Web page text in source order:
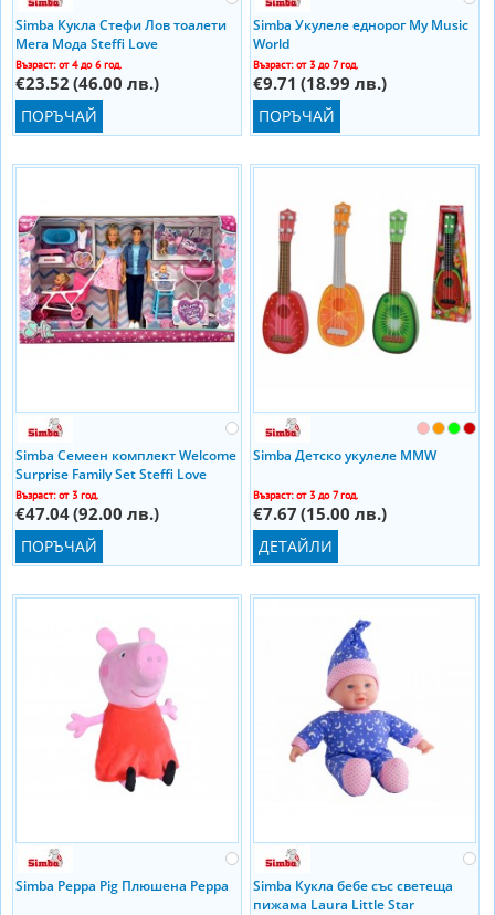
Simba Кукла Стефи Лов тоалети
Мега Мода Steffi Love
Възраст: от 4 до 6 год.
€23.52 (46.00 лв.)
ПОРЪЧАЙ
Simba Укулеле еднорог My Music
World
Възраст: от 3 до 7 год.
€9.71 (18.99 лв.)
ПОРЪЧАЙ
Simba Семеен комплект Welcome
Surprise Family Set Steffi Love
Възраст: от 3 год.
€47.04(92.00 лв.)
ПОРЪЧАЙ
Simba Детско укулеле MMW
Възраст: от 3 до 7 год.
€7.67 (15.00 лв.)
ДЕТАЙЛИ
Simba Peppa Pig Плюшена Peppa
Simba Кукла бебе със светеща
пижама Laura Little Star